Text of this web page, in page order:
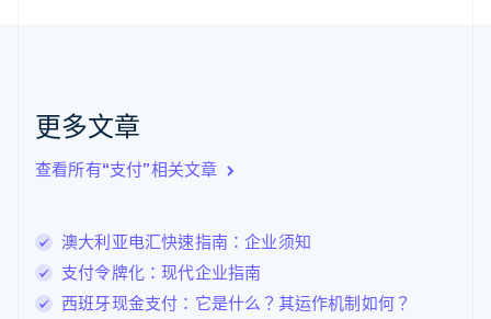
更多文章
查看所有“支付”相关文章
澳大利亚电汇快速指南：企业须知
支付令牌化：现代企业指南
西班牙现金支付：它是什么？其运作机制如何？
English
English
卢森堡
罗马尼亚
English